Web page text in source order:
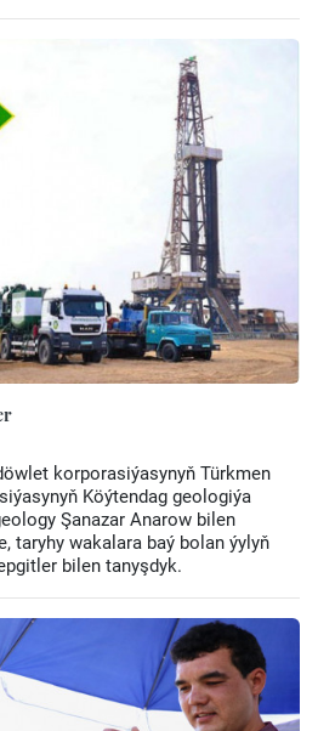
korporasiýasynyň Türkmen
Köýtendag geologiýa
Şanazar Anarow bilen
taryhy wakalara baý bolan ýylyň
bilen tanyşdyk.